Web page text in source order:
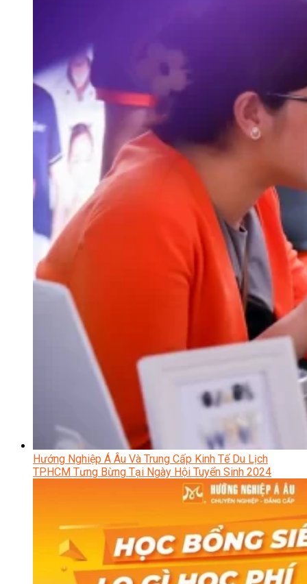
Hướng Nghiệp Á Âu Và Trung Cấp Kinh Tế Du Lịch
TP.HCM Tưng Bừng Tại Ngày Hội Tuyển Sinh 2024